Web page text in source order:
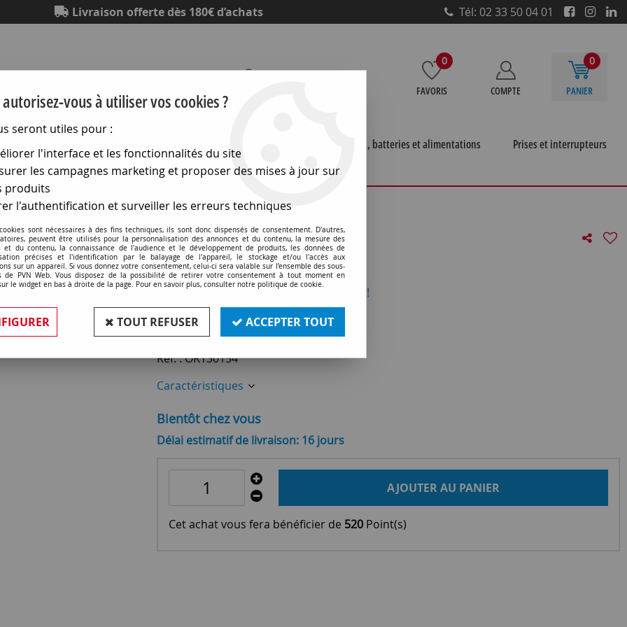
Livraison offerte dès 180€ d’achats Tél: 02 33 50 04 01
0
FAVORIS COMPTE
0
PANIER
Piles, batteries et alimentations
Prises et interrupteurs
>Lampes pour l audiovisuel >Pg22 pour microfilms projecteur et microscopes
Pg22 9x44 6v 10w 3000k (130154)
Soyez le premier à donner votre avis !
52,90 €TTC
Réf. :OR130154
Caractéristiques
Bientôt chez vous
Délai estimatif de livraison: 16 jours
AJOUTER AU PANIER
Cet achat vous fera bénéficier de 520 Point(s)
vous à utiliser vos cookies ?
seront utiles pour :
l'interface et les fonctionnalités du site
les campagnes marketing et proposer des mises à jour sur
produits
l'authentification et surveiller les erreurs techniques
sont nécessaires à des fins techniques, ils sont donc dispensés de consentement. D'autres,
peuvent être utilisés pour la personnalisation des annonces et du contenu, la mesure des
et du contenu, la connaissance de l'audience et le développement de produits, les données de
précises et l'identification par le balayage de l'appareil, le stockage et/ou l'accès aux
sur un appareil. Si vous donnez votre consentement, celui-ci sera valable sur l’ensemble des sous-
de PVN Web. Vous disposez de la possibilité de retirer votre consentement à tout moment en
le widget en bas à droite de la page. Pour en savoir plus, consulter notre politique de cookie.
TOUT REFUSER ACCEPTER TOUT